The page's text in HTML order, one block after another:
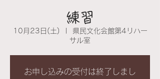
練習
10月23日(土)
県民文化会館第4リハー
サル室
お申し込みの受付は終了しまし